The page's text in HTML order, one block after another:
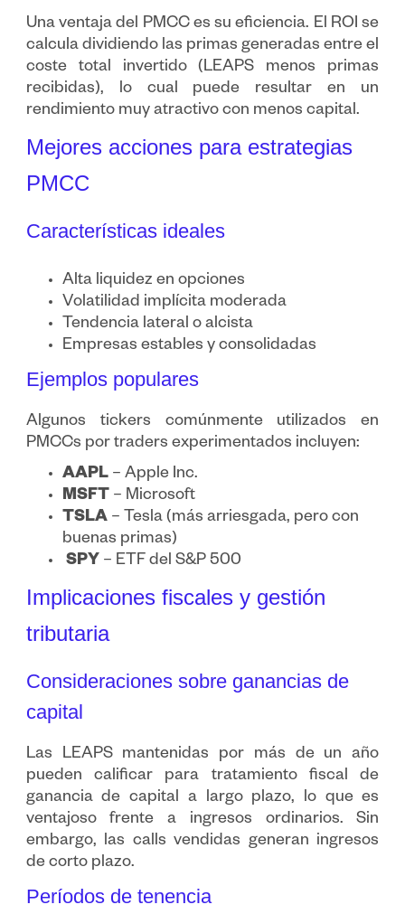
Una ventaja del PMCC es su eficiencia. El ROI se
calcula dividiendo las primas generadas entre el
coste total invertido (LEAPS menos primas
recibidas), lo cual puede resultar en un
rendimiento muy atractivo con menos capital.
Mejores acciones para estrategias
PMCC
Características ideales
Alta liquidez en opciones
Volatilidad implícita moderada
Tendencia lateral o alcista
Empresas estables y consolidadas
Ejemplos populares
Algunos tickers comúnmente utilizados en
PMCCs por traders experimentados incluyen:
AAPL– Apple Inc.
MSFT – Microsoft
TSLA– Tesla (más arriesgada, pero con
buenas primas)
SPY – ETF del S&P 500
Implicaciones fiscales y gestión
tributaria
Consideraciones sobre ganancias de
capital
Las LEAPS mantenidas por más de un año
pueden calificar para tratamiento fiscal de
ganancia de capital a largo plazo, lo que es
ventajoso frente a ingresos ordinarios. Sin
embargo, las calls vendidas generan ingresos
de corto plazo.
Períodos de tenencia